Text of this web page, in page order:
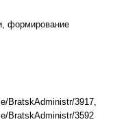
формирование
BratskAdministr/3917,
BratskAdministr/3592